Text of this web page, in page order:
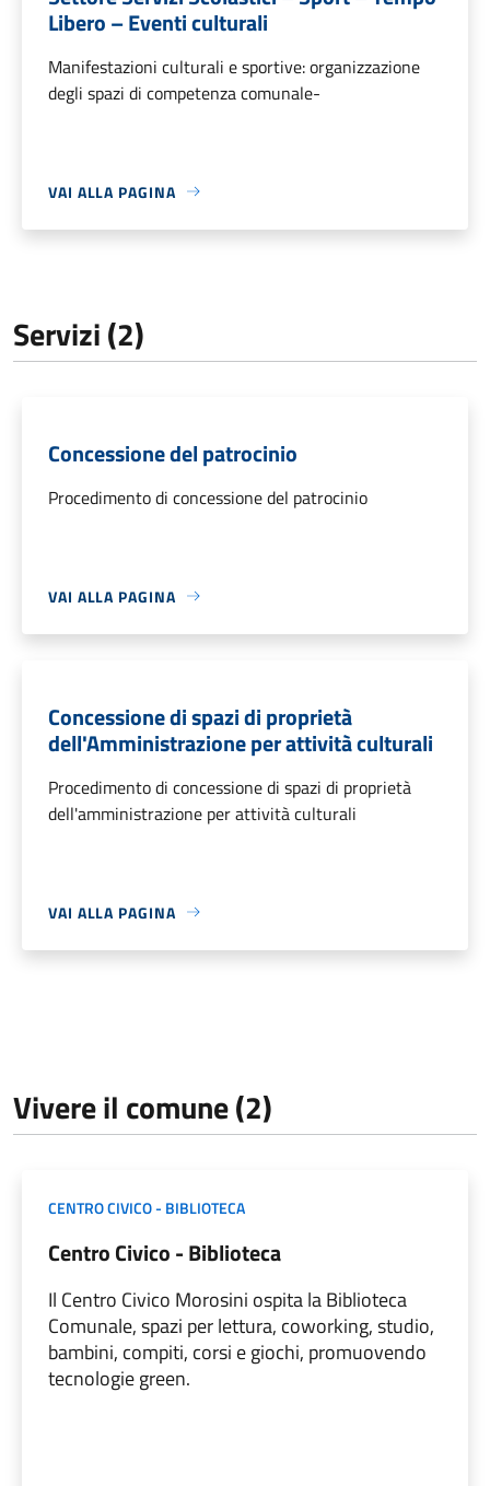
Libero – Eventi culturali
Manifestazioni culturali e sportive: organizzazione
degli spazi di competenza comunale-
VAI ALLA PAGINA
Servizi (2)
Concessione del patrocinio
Procedimento di concessione del patrocinio
VAI ALLA PAGINA
Concessione di spazi di proprietà
dell'Amministrazione per attività culturali
Procedimento di concessione di spazi di proprietà
dell'amministrazione per attività culturali
VAI ALLA PAGINA
Vivere il comune (2)
CENTRO CIVICO - BIBLIOTECA
Centro Civico - Biblioteca
Il Centro Civico Morosini ospita la Biblioteca
Comunale, spazi per lettura, coworking, studio,
bambini, compiti, corsi e giochi, promuovendo
tecnologie green.